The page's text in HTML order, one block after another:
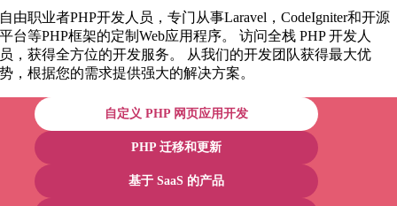
自由职业者PHP开发人员，专门从事Laravel，CodeIgniter和开源
平台等PHP框架的定制Web应用程序。 访问全栈 PHP 开发人
员，获得全方位的开发服务。 从我们的开发团队获得最大优
势，根据您的需求提供强大的解决方案。
自定义 PHP 网页应用开发
PHP 迁移和更新
基于 SaaS 的产品